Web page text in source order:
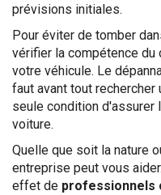
prévisions initiales.
Pour éviter de tomber
vérifier la compétence du
votre véhicule. Le
faut avant tout
seule condition d'assurer
voiture.
Quelle que soit la nature
entreprise peut vous
effet de professionnels